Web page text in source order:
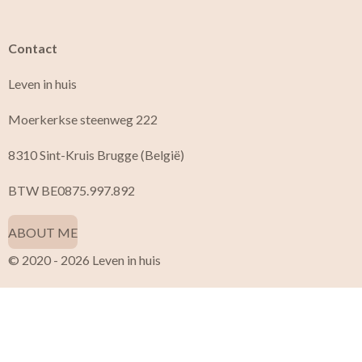
Contact
Leven in huis
Moerkerkse steenweg 222
8310 Sint-Kruis Brugge (België)
BTW BE0875.997.892
ABOUT ME
© 2020 - 2026 Leven in huis